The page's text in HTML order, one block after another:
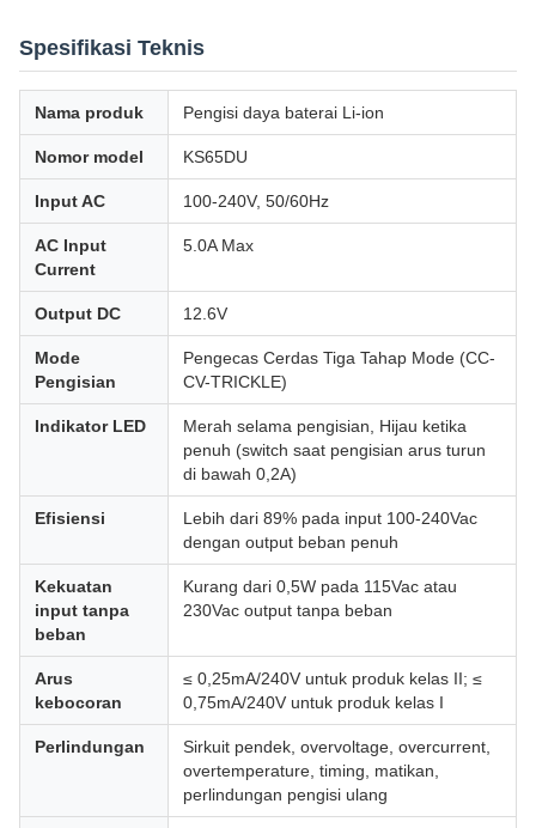
Spesifikasi Teknis
Nama produk Pengisi daya baterai Li-ion
Nomor model KS65DU
Input AC 100-240V, 50/60Hz
AC Input
Current
5.0A Max
Output DC 12.6V
Mode
Pengisian
Pengecas Cerdas Tiga Tahap Mode (CC-
CV-TRICKLE)
Indikator LED
Merah selama pengisian, Hijau ketika
penuh (switch saat pengisian arus turun
di bawah 0,2A)
Efisiensi
Lebih dari 89% pada input 100-240Vac
dengan output beban penuh
Kekuatan
input tanpa
beban
Kurang dari 0,5W pada 115Vac atau
230Vac output tanpa beban
Arus
kebocoran
≤ 0,25mA/240V untuk produk kelas II; ≤
0,75mA/240V untuk produk kelas I
Perlindungan
Sirkuit pendek, overvoltage, overcurrent,
overtemperature, timing, matikan,
perlindungan pengisi ulang